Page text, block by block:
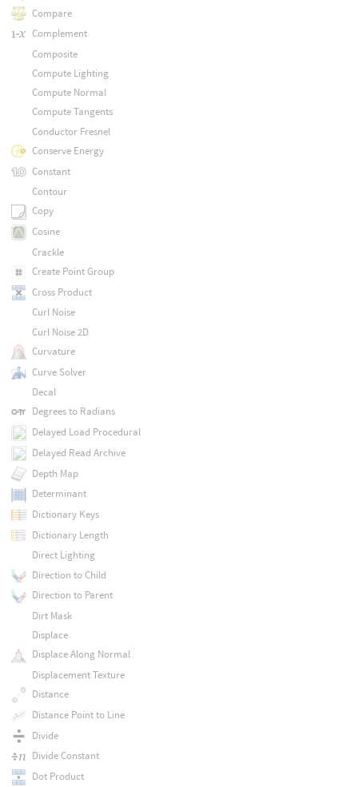
Compare
Complement
Composite
Compute Lighting
Compute Normal
Compute Tangents
Conductor Fresnel
Conserve Energy
Constant
Contour
Copy
Cosine
Crackle
Create Point Group
Cross Product
Curl Noise
Curl Noise 2D
Curvature
Curve Solver
Decal
Degrees to Radians
Delayed Load Procedural
Delayed Read Archive
Depth Map
Determinant
Dictionary Keys
Dictionary Length
Direct Lighting
Direction to Child
Direction to Parent
Dirt Mask
Displace
Displace Along Normal
Displacement Texture
Distance
Distance Point to Line
Divide
Divide Constant
Dot Product